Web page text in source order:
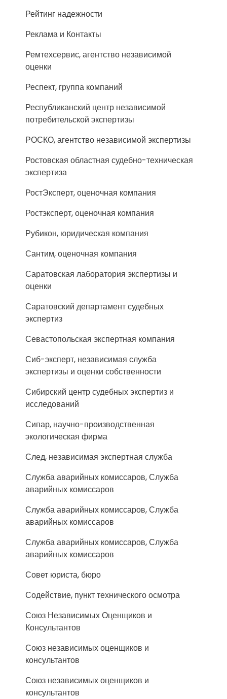
Рейтинг надежности
Реклама и Контакты
Ремтехсервис, агентство независимой
оценки
Респект, группа компаний
Республиканский центр независимой
потребительской экспертизы
РОСКО, агентство независимой экспертизы
Ростовская областная судебно-техническая
экспертиза
РостЭксперт, оценочная компания
Ростэксперт, оценочная компания
Рубикон, юридическая компания
Сантим, оценочная компания
Саратовская лаборатория экспертизы и
оценки
Саратовский департамент судебных
экспертиз
Севастопольская экспертная компания
Сиб-эксперт, независимая служба
экспертизы и оценки собственности
Сибирский центр судебных экспертиз и
исследований
Сипар, научно-производственная
экологическая фирма
След, независимая экспертная служба
Служба аварийных комиссаров, Служба
аварийных комиссаров
Служба аварийных комиссаров, Служба
аварийных комиссаров
Служба аварийных комиссаров, Служба
аварийных комиссаров
Совет юриста, бюро
Содействие, пункт технического осмотра
Союз Независимых Оценщиков и
Консультантов
Союз независимых оценщиков и
консультантов
Союз независимых оценщиков и
консультантов